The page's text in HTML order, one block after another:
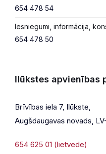
654 478 54
Iesniegumi, informācija,
654 478 50
Ilūkstes apvienības
Brīvības iela 7, Ilūkste,
Augšdaugavas novads,
654 625 01 (lietvede)